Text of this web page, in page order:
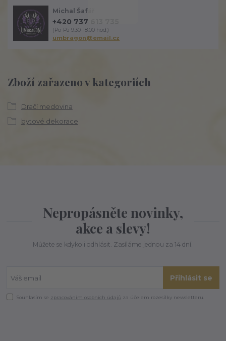
Zboží zařazeno v kategoriích
Dračí medovina
bytové dekorace
Michal Šafář
+420 737 613 735
(Po-Pá 9:30-18:00 hod.)
umbragon@email.cz
Nepropásněte novinky,
akce a slevy!
Můžete se kdykoli odhlásit. Zasíláme jednou za 14 dní.
Přihlásit se
Souhlasím se zpracováním osobních údajů za účelem rozesílky newsletteru.